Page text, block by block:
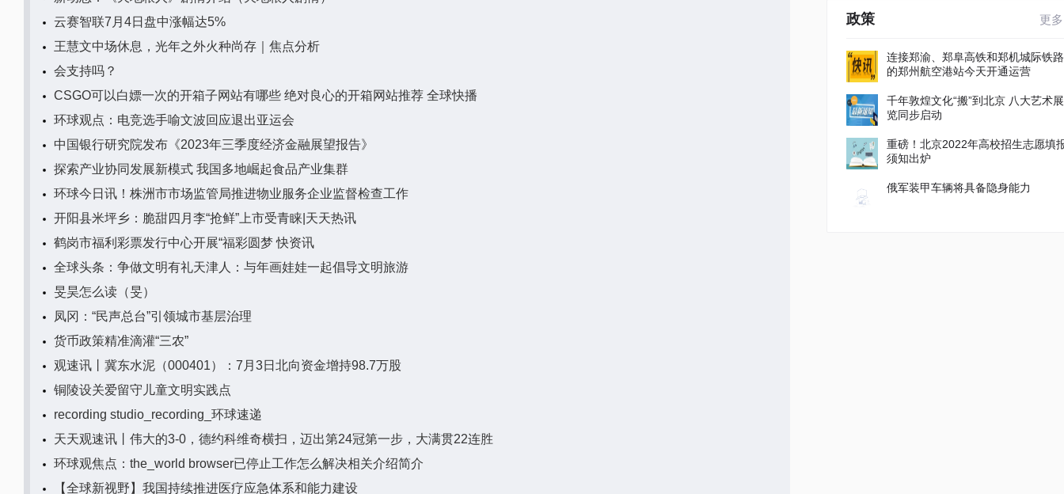
云赛智联7月4日盘中涨幅达5%
王慧文中场休息，光年之外火种尚存｜焦点分析
会支持吗？
CSGO可以白嫖一次的开箱子网站有哪些 绝对良心的开箱网站推荐 全球快播
环球观点：电竞选手喻文波回应退出亚运会
中国银行研究院发布《2023年三季度经济金融展望报告》
探索产业协同发展新模式 我国多地崛起食品产业集群
环球今日讯！株洲市市场监管局推进物业服务企业监督检查工作
开阳县米坪乡：脆甜四月李“抢鲜”上市受青睐|天天热讯
鹤岗市福利彩票发行中心开展“福彩圆梦 快资讯
全球头条：争做文明有礼天津人：与年画娃娃一起倡导文明旅游
旻昊怎么读（旻）
凤冈：“民声总台”引领城市基层治理
货币政策精准滴灌“三农”
观速讯丨冀东水泥（000401）：7月3日北向资金增持98.7万股
铜陵设关爱留守儿童文明实践点
recording studio_recording_环球速递
天天观速讯丨伟大的3-0，德约科维奇横扫，迈出第24冠第一步，大满贯22连胜
环球观焦点：the_world browser已停止工作怎么解决相关介绍简介
【全球新视野】我国持续推进医疗应急体系和能力建设
政策 更多
连接郑渝、郑阜高铁和郑机城际铁路
的郑州航空港站今天开通运营
千年敦煌文化“搬”到北京 八大艺术展
览同步启动
重磅！北京2022年高校招生志愿填
须知出炉
俄军装甲车辆将具备隐身能力